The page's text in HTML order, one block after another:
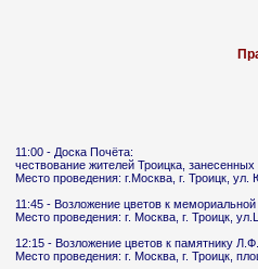
11:00 - Доска Почёта:
чествование жителей Троицка,
Место проведения: г.Москва, г. Троицк,
11:45 - Возложение цветов к
Место проведения: г. Москва, г. Троицк,
12:15 - Возложение цветов к памятнику
Место проведения: г. Москва, г. Троицк,